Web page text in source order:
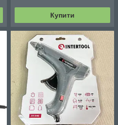
Купити